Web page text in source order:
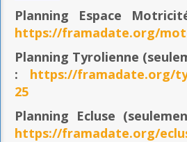
Planning Espace
https://framadate.org/
Planning Tyrolienne
: https://framadate.org/
25
Planning Ecluse
https://framadate.org/